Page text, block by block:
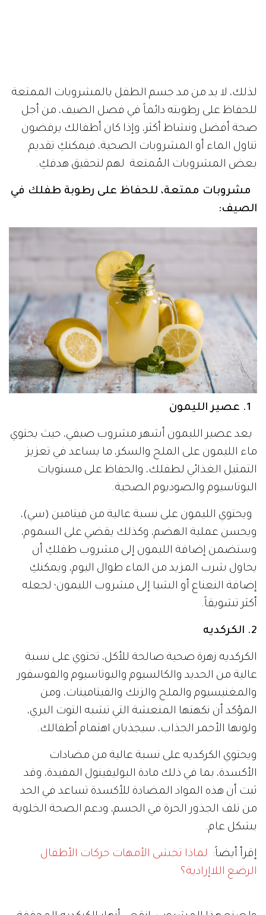
لذلك، لا بد من مد جسم الطفل بالمشروبات الممتعة
للحفاظ على رطوبته دائماً في فصل الصيف، من أجل
صحة أفضل ونشاط أكثر، وإذا كان أطفالك يرفضون
تناول الماء أو المشروبات الصحية، فيمكنكِ تقديم
بعض المشروبات المُمتعة لهم لتحقيق هدفكِ.
مشروبات ممتعة، للحفاظ على رطوبة طفلك في
الصيف:
يعد عصير الليمون أشهر مشروب صيفي، حيث يحتوي
ماء الليمون على الملح والسكر، ما يساعد في تعزيز
التمثيل الغذائي لطفلك، والحفاظ على مستويات
البوتاسيوم والصوديوم الصحية.
ويحتوي الليمون على نسبة عالية من فيتامين (سي)،
ويحسن عملية الهضم، وكذلك يقضي على السموم،
وستضمن إضافة الليمون إلى مشروب طفلكِ أن
يحاول شرب المزيد من الماء طوال اليوم، ويمكنكِ
إضافة النعناع أو الشيا إلى مشروب الليمون؛ لجعله
أكثر تشويقاً.
2. الكركديه
الكركديه زهرة صحية صالحة للأكل، تحتوي على نسبة
عالية من الحديد والكالسيوم والبوتاسيوم والفوسفور
والمغنيسيوم والملح والزنك والفيتامينات، ومن
المؤكد أن نكهتها المنعشة التي تشبه التوت البري،
ولونها الأحمر الجذاب، سيجذبان اهتمام أطفالك.
ويحتوي الكركديه على نسبة عالية من مضادات
الأكسدة، بما في ذلك مادة البوليفينول المفيدة، وقد
ثبت أن هذه المواد المضادة للأكسدة تساعد في الحد
من تلف الجذور الحرة في الجسم، ودعم الصحة الخلوية
بشكل عام.
إقرأ أيضاً: لماذا تخشى الأمهات حركات الأطفال
الرضع اللاإرادية؟